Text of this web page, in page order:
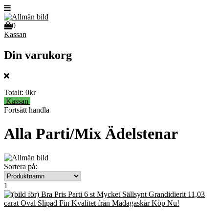
0
Kassan
Din varukorg
Totalt: 0kr
Kassan
Fortsätt handla
Alla Parti/Mix Ädelstenar
Sortera på:
1